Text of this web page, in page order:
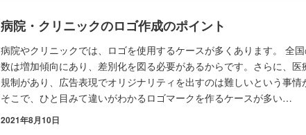
病院・クリニックのロゴ作成のポイント
病院やクリニックでは、ロゴを使用するケースが多くあります。 全
数は増加傾向にあり、差別化を図る必要があるからです。さらに、医
規制があり、広告表現でオリジナリティを出すのは難しいという事情
そこで、ひと目みて違いがわかるロゴマークを作るケースが多い…
2021年8月10日